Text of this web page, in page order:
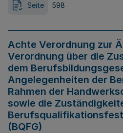
Seite 598
Achte Verordnung zur
Verordnung über die
dem
Angelegenheiten der
Rahmen der
sowie die
(BQFG)